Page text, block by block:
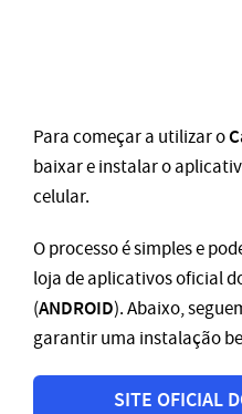
Para começar a utilizar o
baixar e instalar o
celular.
O processo é simples e
loja de aplicativos oficial
(ANDROID). Abaixo,
garantir uma instalação
SITE OFICIAL